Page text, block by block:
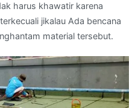
harus khawatir karena
jikalau Ada bencana
material tersebut.